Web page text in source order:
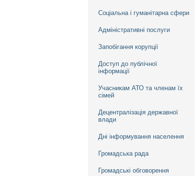
Соціальна і гуманітарна сфери
Адміністративні послуги
Запобігання корупції
Доступ до публічної
інформації
Учасникам АТО та членам їх
сімей
Децентралізація державної
влади
Дні інформування населення
Громадська рада
Громадські обговорення